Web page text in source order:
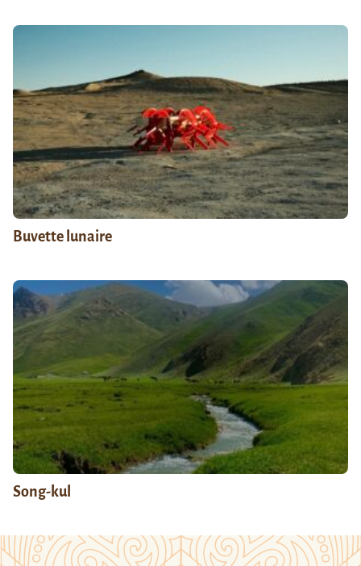
Buvette lunaire
Song-kul